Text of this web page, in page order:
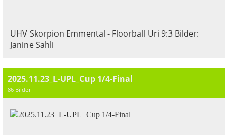
UHV Skorpion Emmental - Floorball Uri 9:3 Bilder:
Janine Sahli
2025.11.23_L-UPL_Cup 1/4-Final
86 Bilder